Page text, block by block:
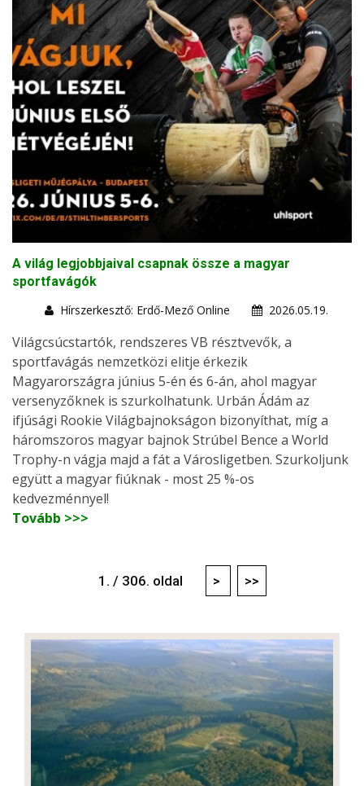
A világ legjobbjaival csapnak össze a magyar
sportfavágók
Hírszerkesztő: Erdő-Mező Online
2026.05.19.
Világcsúcstartók, rendszeres VB résztvevők, a
sportfavágás nemzetközi elitje érkezik
Magyarországra június 5-én és 6-án, ahol magyar
versenyzőknek is szurkolhatunk. Urbán Ádám az
ifjúsági Rookie Világbajnokságon bizonyíthat, míg a
háromszoros magyar bajnok Strúbel Bence a World
Trophy-n vágja majd a fát a Városligetben. Szurkoljunk
együtt a magyar fiúknak - most 25 %-os
kedvezménnyel!
Tovább >>>
1. / 306. oldal > >>